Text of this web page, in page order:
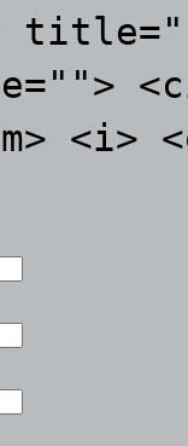
<i>